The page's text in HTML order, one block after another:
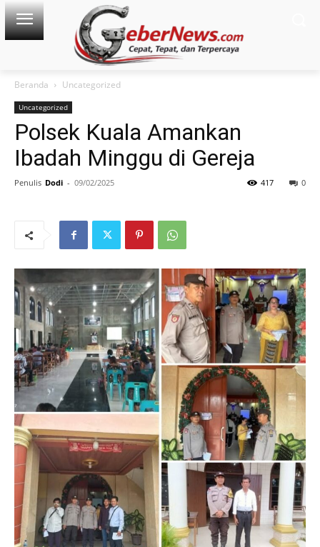
Beranda Uncategorized
Uncategorized
Polsek Kuala Amankan
Ibadah Minggu di Gereja
Penulis Dodi - 09/02/2025 0
417